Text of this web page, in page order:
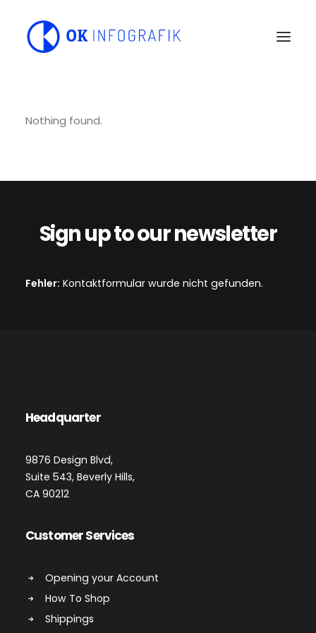
Nothing found.
Sign up to our newsletter
Fehler: Kontaktformular wurde nicht gefunden.
Headquarter
9876 Design Blvd,
Suite 543, Beverly Hills,
CA 90212
Customer Services
Opening your Account
How To Shop
Shippings